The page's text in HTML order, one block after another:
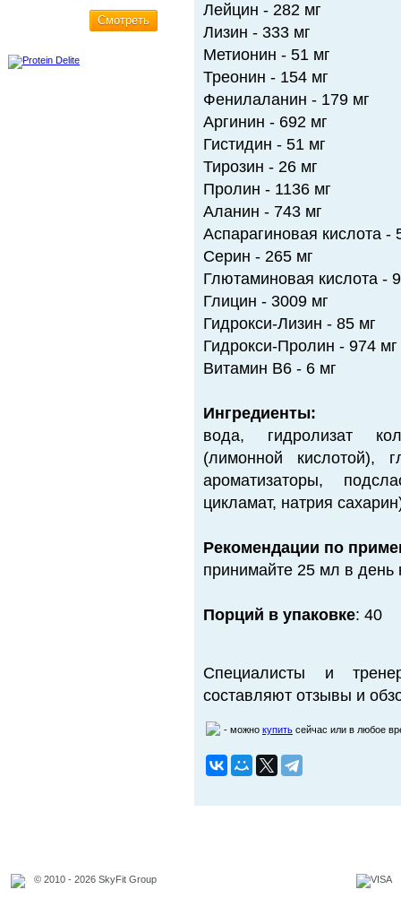
Cмотреть
Лейцин - 282 мг
Лизин - 333 мг
Метионин - 51 мг
Треонин - 154 мг
Фенилаланин - 179 мг
Аргинин - 692 мг
Гистидин - 51 мг
Тирозин - 26 мг
Пролин - 1136 мг
Аланин - 743 мг
Аспарагиновая кислота -
Серин - 265 мг
Глютаминовая кислота -
Глицин - 3009 мг
Гидрокси-Лизин - 85 мг
Гидрокси-Пролин - 974 мг
Витамин В6 - 6 мг
Ингредиенты:
вода, гидролизат
(лимонной кислотой),
ароматизаторы,
цикламат, натрия
Рекомендации по
принимайте 25 мл в день
Порций в упаковке: 40
Специалисты и
составляют отзывы и
- можно купить сейчас или в любое
© 2010 - 2026 SkyFit Group